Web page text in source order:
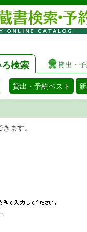
検索 貸出・
貸出・予約ベスト
することがで